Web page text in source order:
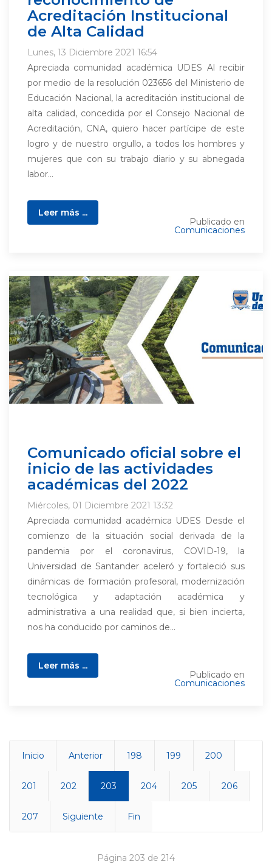
Acreditación Institucional
de Alta Calidad
Lunes, 13 Diciembre 2021 16:54
Apreciada comunidad académica UDES Al recibir
por medio de la resolución 023656 del Ministerio de
Educación Nacional, la acreditación institucional de
alta calidad, concedida por el Consejo Nacional de
Acreditación, CNA, quiero hacer partícipe de este
logro y de nuestro orgullo, a todos los hombres y
mujeres que con su trabajo diario y su abnegada
labor...
Leer más ...
Publicado en
Comunicaciones
Comunicado oficial sobre el
inicio de las actividades
académicas del 2022
Miércoles, 01 Diciembre 2021 13:32
Apreciada comunidad académica UDES Desde el
comienzo de la situación social derivada de la
pandemia por el coronavirus, COVID-19, la
Universidad de Santander aceleró y fortaleció sus
dinámicas de formación profesoral, modernización
tecnológica y adaptación académica y
administrativa a una realidad que, si bien incierta,
nos ha conducido por caminos de...
Leer más ...
Publicado en
Comunicaciones
Inicio Anterior 198 199 200
201 202 203 204 205 206
207 Siguiente Fin
Página 203 de 214